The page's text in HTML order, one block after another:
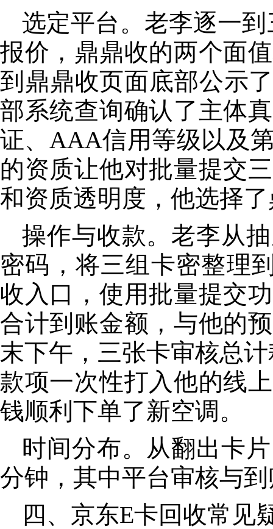
选定平台。老李逐一
报价，鼎鼎收的两个面
到鼎鼎收页面底部公示
部系统查询确认了主体
证、AAA信用等级以及
的资质让他对批量提交
和资质透明度，他选择
操作与收款。老李从
密码，将三组卡密整理
收入口，使用批量提交
合计到账金额，与他的
末下午，三张卡审核总
款项一次性打入他的线
钱顺利下单了新空调。
时间分布。从翻出卡
分钟，其中平台审核与
四、京东E卡回收常见